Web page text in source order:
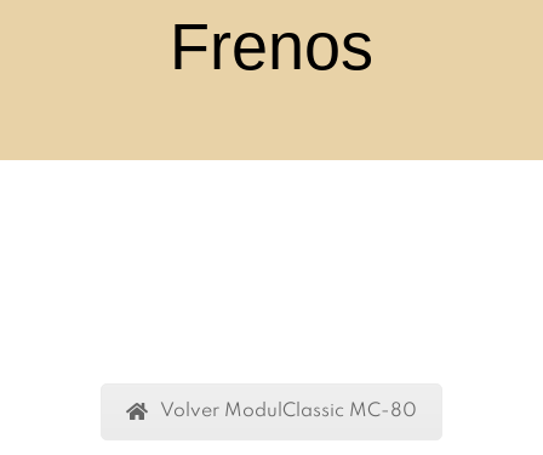
Frenos
Volver ModulClassic MC-80